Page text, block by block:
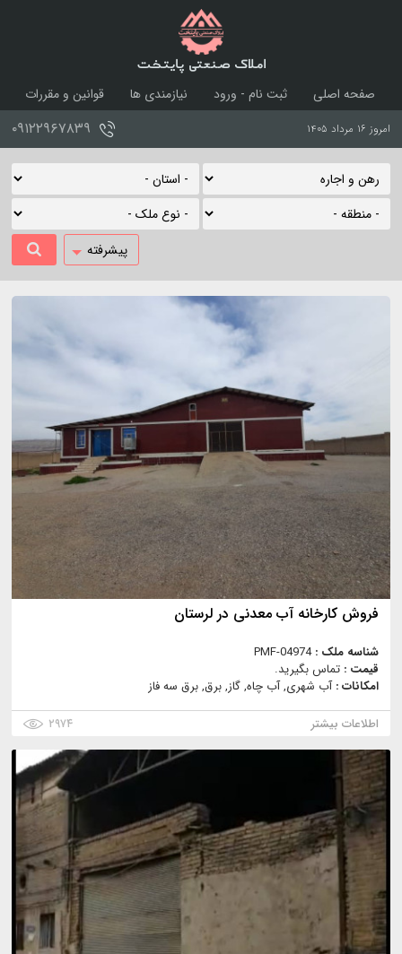
املاک صنعتی پایتخت
صفحه اصلی ثبت نام - ورود نیازمندی ها
قوانین و مقررات
امروز ۱۶ مرداد ۱۴۰۵ ۰۹۱۲۲۹۶۷۸۳۹
پیشرفته
فروش کارخانه آب معدنی در لرستان
شناسه ملک :PMF-04974
قیمت : تماس بگیرید.
امکانات :آب شهری, آب چاه, گاز, برق, برق سه فاز
اطلاعات بیشتر
۲۹۷۴